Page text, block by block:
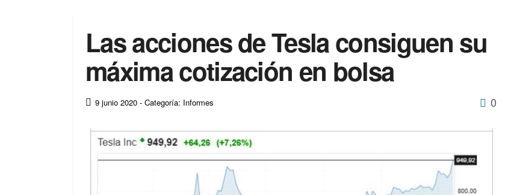
Las acciones de Tesla consiguen su
máxima cotización en bolsa
9 junio 2020 - Categoría: Informes 0